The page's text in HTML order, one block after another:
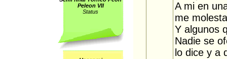
Peleon VII
Status
A mi en
me
Y algunos
Nadie se
lo dice y a